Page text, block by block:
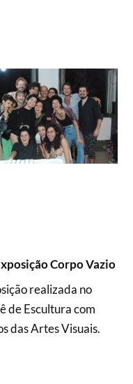
Corpo Vazio
realizada no
de Escultura com
das Artes Visuais.